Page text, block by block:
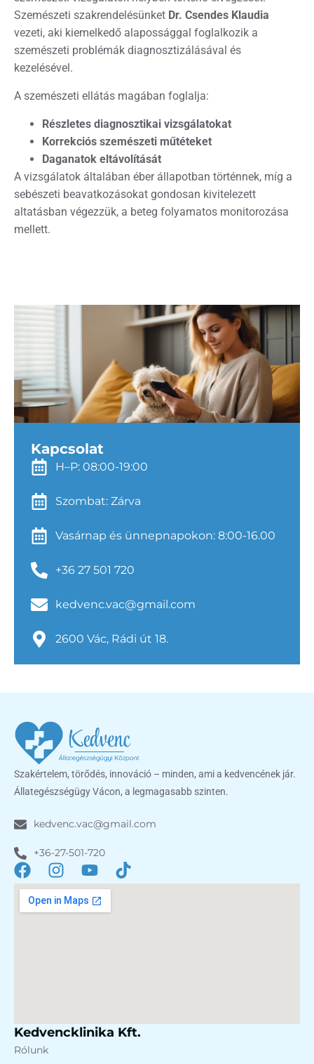
Szemészeti szakrendelésünket Dr. Csendes Klaudia
vezeti, aki kiemelkedő alapossággal foglalkozik a
szemészeti problémák diagnosztizálásával és
kezelésével.
A szemészeti ellátás magában foglalja:
Részletes diagnosztikai vizsgálatokat
Korrekciós szemészeti műtéteket
Daganatok eltávolítását
A vizsgálatok általában éber állapotban történnek, míg a
sebészeti beavatkozásokat gondosan kivitelezett
altatásban végezzük, a beteg folyamatos monitorozása
mellett.
Kapcsolat
H–P: 08:00-19:00
Szombat: Zárva
Vasárnap és ünnepnapokon: 8:00-16.00
+36 27 501 720
kedvenc.vac@gmail.com
2600 Vác, Rádi út 18.
Szakértelem, törődés, innováció – minden, ami a kedvencének jár.
Állategészségügy Vácon, a legmagasabb szinten.
kedvenc.vac@gmail.com
+36-27-501-720
Kedvencklinika Kft.
Rólunk